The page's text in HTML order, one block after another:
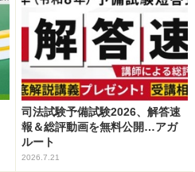
司法試験予備試験2026、解答速
報＆総評動画を無料公開…アガ
ルート
2026.7.21